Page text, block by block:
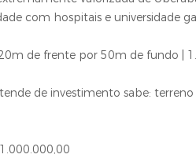
com hospitais e universidade
de frente por 50m de fundo |
de investimento sabe: